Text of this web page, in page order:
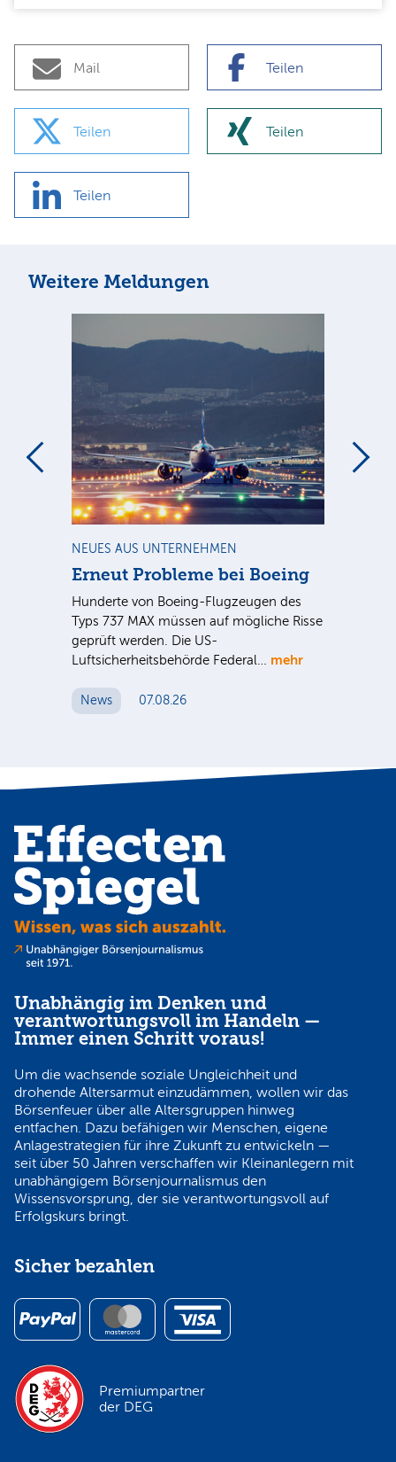
Mail Teilen
Teilen Teilen
Teilen
Weitere Meldungen
NEUES AUS UNTERNEHMEN
Erneut Probleme bei Boeing
Hunderte von Boeing-Flugzeugen des
Typs 737 MAX müssen auf mögliche Risse
geprüft werden. Die US-
Luftsicherheitsbehörde Federal… mehr
News 07.08.26
Unabhängig im Denken und
verantwortungsvoll im Handeln —
Immer einen Schritt voraus!
Um die wachsende soziale Ungleichheit und
drohende Altersarmut einzudämmen, wollen wir das
Börsenfeuer über alle Altersgruppen hinweg
entfachen. Dazu befähigen wir Menschen, eigene
Anlagestrategien für ihre Zukunft zu entwickeln —
seit über 50 Jahren verschaffen wir Kleinanlegern mit
unabhängigem Börsenjournalismus den
Wissensvorsprung, der sie verantwortungsvoll auf
Erfolgskurs bringt.
Sicher bezahlen
Premiumpartner
der DEG